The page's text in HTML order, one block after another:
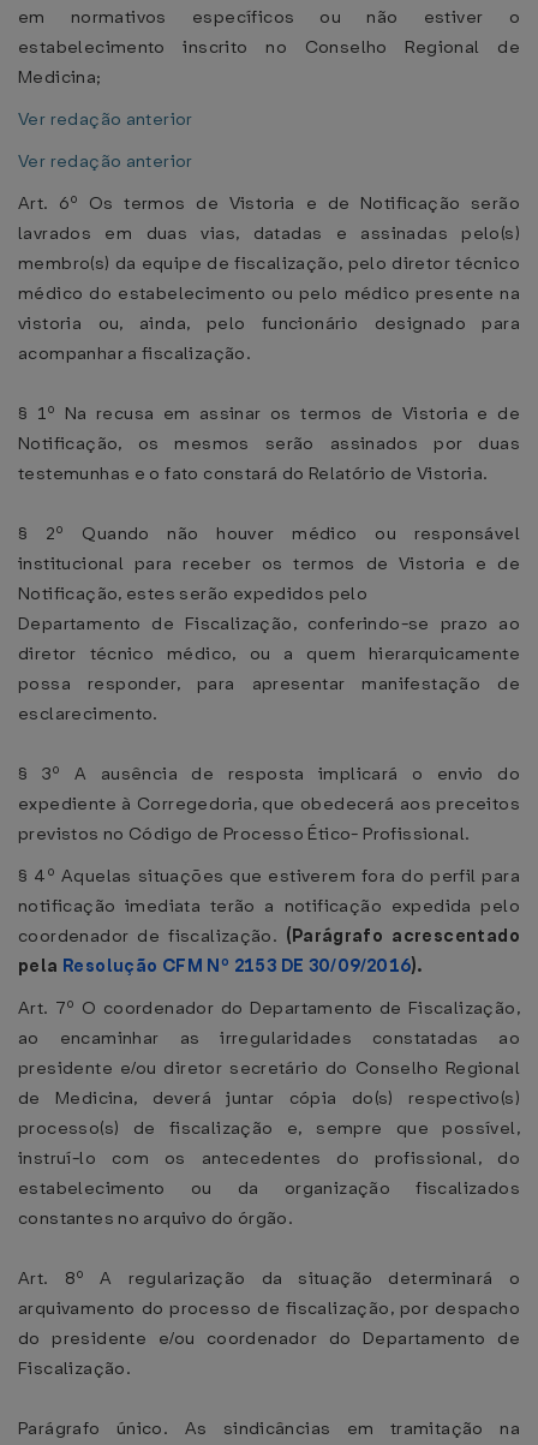
em normativos específicos ou não estiver o
estabelecimento inscrito no Conselho Regional de
Medicina;
Ver redação anterior
Ver redação anterior
Art. 6º Os termos de Vistoria e de Notificação serão
lavrados em duas vias, datadas e assinadas pelo(s)
membro(s) da equipe de fiscalização, pelo diretor técnico
médico do estabelecimento ou pelo médico presente na
vistoria ou, ainda, pelo funcionário designado para
acompanhar a fiscalização.
§ 1º Na recusa em assinar os termos de Vistoria e de
Notificação, os mesmos serão assinados por duas
testemunhas e o fato constará do Relatório de Vistoria.
§ 2º Quando não houver médico ou responsável
institucional para receber os termos de Vistoria e de
Notificação, estes serão expedidos pelo
Departamento de Fiscalização, conferindo-se prazo ao
diretor técnico médico, ou a quem hierarquicamente
possa responder, para apresentar manifestação de
esclarecimento.
§ 3º A ausência de resposta implicará o envio do
expediente à Corregedoria, que obedecerá aos preceitos
previstos no Código de Processo Ético- Profissional.
§ 4º Aquelas situações que estiverem fora do perfil para
notificação imediata terão a notificação expedida pelo
coordenador de fiscalização. (Parágrafo acrescentado
pela Resolução CFM Nº 2153 DE 30/09/2016).
Art. 7º O coordenador do Departamento de Fiscalização,
ao encaminhar as irregularidades constatadas ao
presidente e/ou diretor secretário do Conselho Regional
de Medicina, deverá juntar cópia do(s) respectivo(s)
processo(s) de fiscalização e, sempre que possível,
instruí-lo com os antecedentes do profissional, do
estabelecimento ou da organização fiscalizados
constantes no arquivo do órgão.
Art. 8º A regularização da situação determinará o
arquivamento do processo de fiscalização, por despacho
do presidente e/ou coordenador do Departamento de
Fiscalização.
Parágrafo único. As sindicâncias em tramitação na